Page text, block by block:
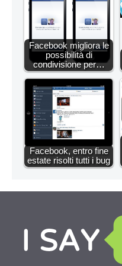
Facebook migliora le
possibilità di
condivisione per…
Facebook, entro fine
estate risolti tutti i bug